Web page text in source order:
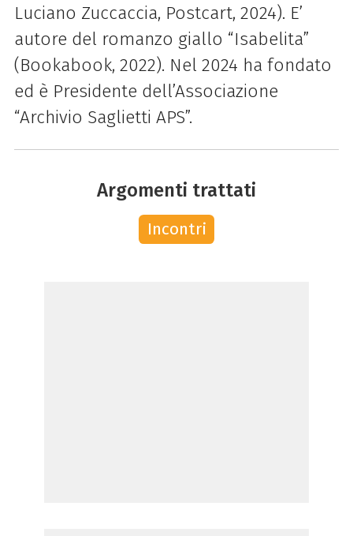
Luciano Zuccaccia, Postcart, 2024). E’
autore del romanzo giallo “Isabelita”
(Bookabook, 2022). Nel 2024 ha fondato
ed è Presidente dell’Associazione
“Archivio Saglietti APS”.
Argomenti trattati
Incontri